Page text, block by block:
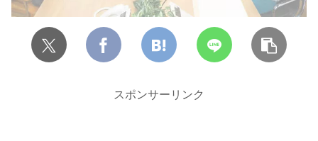
スポンサーリンク